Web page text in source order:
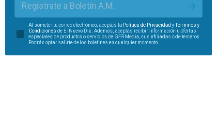
Regístrate a Boletín A.M.
Al someter tu correo electrónico, aceptas la Política de Privacidad yTérminos y
Condiciones de El Nuevo Día. Además, aceptas recibir información u ofertas
especiales de productos o servicios de GFR Media, sus afiliadas o de terceros.
Podrás optar salirte de los boletines en cualquier momento.